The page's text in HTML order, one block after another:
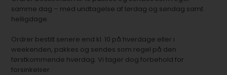
samme dag – med undtagelse af lørdag og søndag samt
helligdage.
Ordrer bestilt senere end kl. 10 på hverdage eller i
weekenden, pakkes og sendes som regel på den
førstkommende hverdag. Vi tager dog forbehold for
forsinkelser.